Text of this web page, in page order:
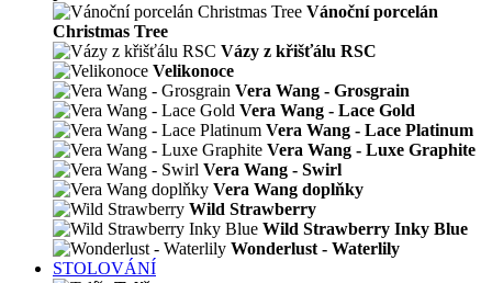
Vánoční porcelán
Christmas Tree
Vázy z křišťálu RSC
Velikonoce
Vera Wang - Grosgrain
Vera Wang - Lace Gold
Vera Wang - Lace Platinum
Vera Wang - Luxe Graphite
Vera Wang - Swirl
Vera Wang doplňky
Wild Strawberry
Wild Strawberry Inky Blue
Wonderlust - Waterlily
STOLOVÁNÍ